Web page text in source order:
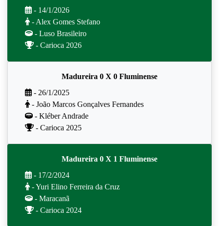
- 14/1/2026
- Alex Gomes Stefano
- Luso Brasileiro
- Carioca 2026
Madureira 0 X 0 Fluminense
- 26/1/2025
- João Marcos Gonçalves Fernandes
- Kléber Andrade
- Carioca 2025
Madureira 0 X 1 Fluminense
- 17/2/2024
- Yuri Elino Ferreira da Cruz
- Maracanã
- Carioca 2024